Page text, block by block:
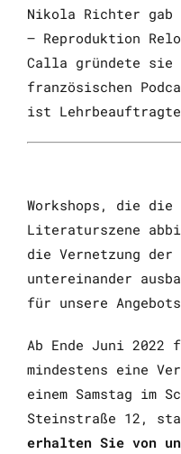
Nikola Richter gab
– Reproduktion
Calla gründete sie
französischen
ist
Workshops, die
Literaturszene
die Vernetzung der
untereinander
für unsere
Ab Ende Juni 2022
mindestens eine
einem Samstag im
Steinstraße 12,
erhalten Sie von